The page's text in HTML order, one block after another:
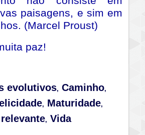
paisagens, e sim em
(Marcel Proust)
paz!
evolutivos, Caminho,
, Maturidade,
relevante, Vida